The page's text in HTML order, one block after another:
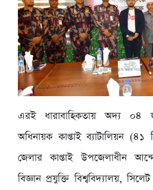
এরই ধারাবাহিকতায় অদ্য ০৪
অধিনায়ক কাপ্তাই ব্যাটালিয়ন (৪১
জেলার কাপ্তাই উপজেলাধীন
বিজ্ঞান প্রযুক্তি বিশ্ববিদ্যালয়,